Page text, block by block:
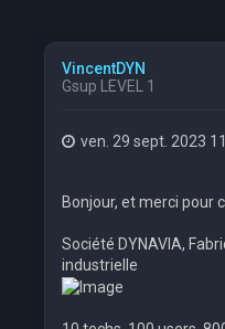
VincentDYN
Gsup LEVEL 1
ven. 29 sept. 2023
Bonjour, et merci pour
Société DYNAVIA,
industrielle